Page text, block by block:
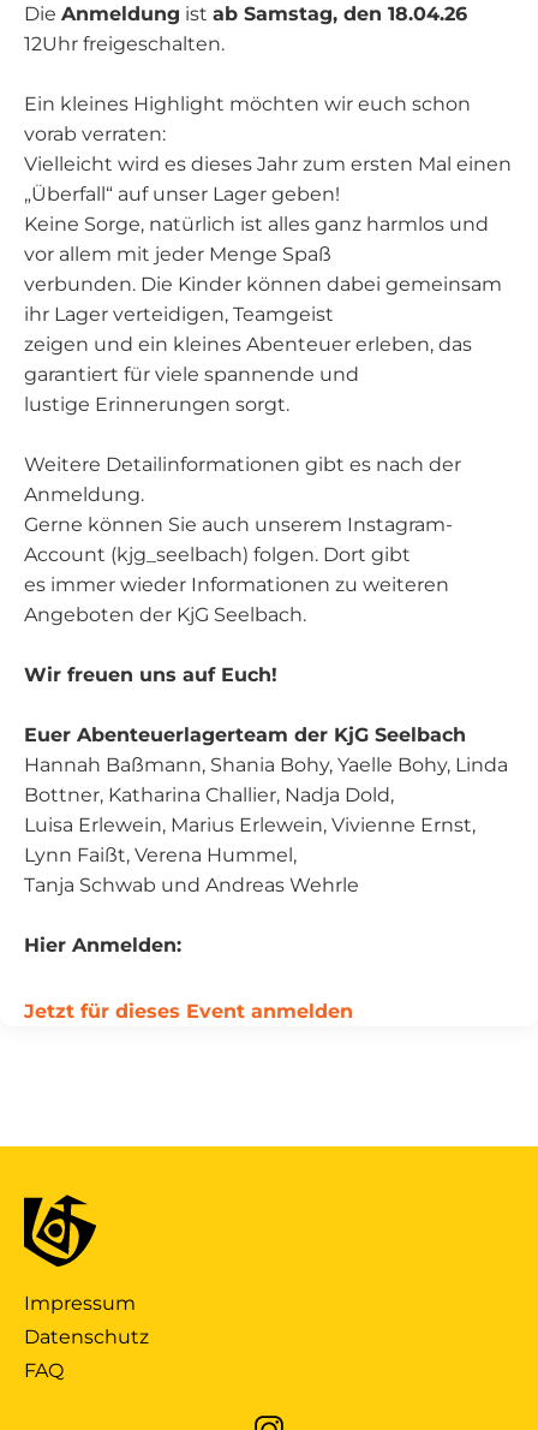
Die Anmeldung ist ab Samstag, den 18.04.26
12Uhr freigeschalten.
Ein kleines Highlight möchten wir euch schon
vorab verraten:
Vielleicht wird es dieses Jahr zum ersten Mal einen
„Überfall“ auf unser Lager geben!
Keine Sorge, natürlich ist alles ganz harmlos und
vor allem mit jeder Menge Spaß
verbunden. Die Kinder können dabei gemeinsam
ihr Lager verteidigen, Teamgeist
zeigen und ein kleines Abenteuer erleben, das
garantiert für viele spannende und
lustige Erinnerungen sorgt.
Weitere Detailinformationen gibt es nach der
Anmeldung.
Gerne können Sie auch unserem Instagram-
Account (kjg_seelbach) folgen. Dort gibt
es immer wieder Informationen zu weiteren
Angeboten der KjG Seelbach.
Wir freuen uns auf Euch!
Euer Abenteuerlagerteam der KjG Seelbach
Hannah Baßmann, Shania Bohy, Yaelle Bohy, Linda
Bottner, Katharina Challier, Nadja Dold,
Luisa Erlewein, Marius Erlewein, Vivienne Ernst,
Lynn Faißt, Verena Hummel,
Tanja Schwab und Andreas Wehrle
Hier Anmelden:
Jetzt für dieses Event anmelden
Impressum
Datenschutz
FAQ